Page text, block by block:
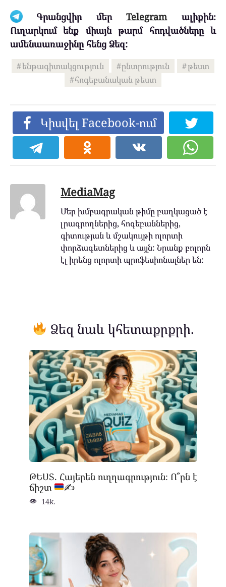
Գրանցվիր մերTelegramալիքին։
Ուղարկում ենք միայն թարմ հոդվածները և
ամենաառաջինը հենց Ձեզ:
ենթագիտակցություն ընտրություն
թեստ
հոգեբանական թեստ
Կիսվել Facebook-ում
MediaMag
Մեր խմբագրական թիմը բաղկացած է
լրագրողներից, հոգեբաններից,
գիտության և մշակույթի ոլորտի
փորձագետներից և այլն: Նրանք բոլորն
էլ իրենց ոլորտի պրոֆեսիոնալներ են:
Ձեզ նաև կհետաքրքրի.
ԹԵՍՏ. Հայերեն ուղղագրություն։ Ո՞րն է
ճիշտ
✍
14k.